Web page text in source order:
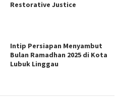
Restorative Justice
Intip Persiapan Menyambut
Bulan Ramadhan 2025 di Kota
Lubuk Linggau